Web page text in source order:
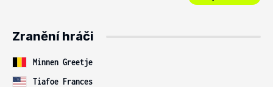
Zranění hráči
Minnen Greetje
Tiafoe Frances